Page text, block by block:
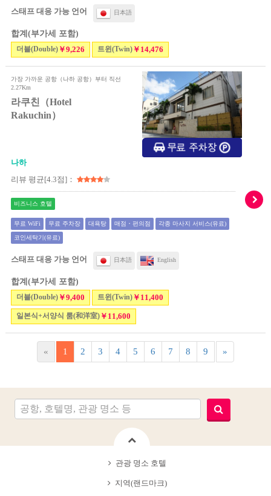
스태프 대응 가능 언어 日本語
합계(부가세 포함)
더블(Double)￥9,226 트윈(Twin)￥14,476
가장 가까운 공항（나하 공항）부터 직선
2.27Km
라쿠친（Hotel
Rakuchin）
나하
리뷰 평균[4.3점]：
비즈니스 호텔
무료 WiFi 무료 주차장 대욕탕 매점・편의점 각종 마사지 서비스(유료)
코인세탁기(유료)
스태프 대응 가능 언어 日本語 English
합계(부가세 포함)
더블(Double)￥9,400 트윈(Twin)￥11,400
일본식+서양식 룸(和洋室)￥11,600
« 1 2 3 4 5 6 7 8 9 »
관광 명소 호텔
지역(랜드마크)